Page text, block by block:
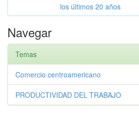
los últimos 20 años
Navegar
Temas
Comercio centroamericano
PRODUCTIVIDAD DEL TRABAJO